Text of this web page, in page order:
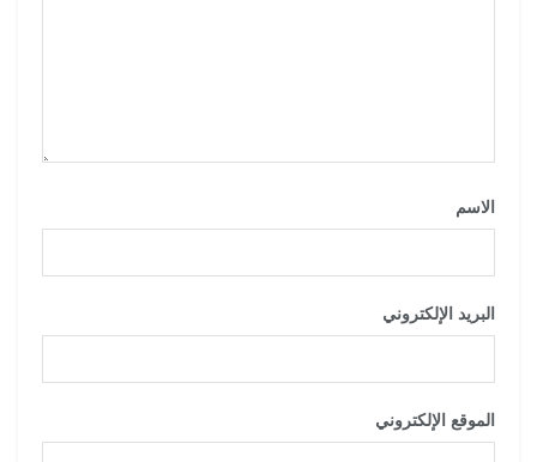
الاسم
البريد الإلكتروني
الموقع الإلكتروني